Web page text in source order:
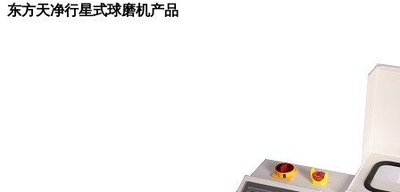
东方天净行星式球磨机产品